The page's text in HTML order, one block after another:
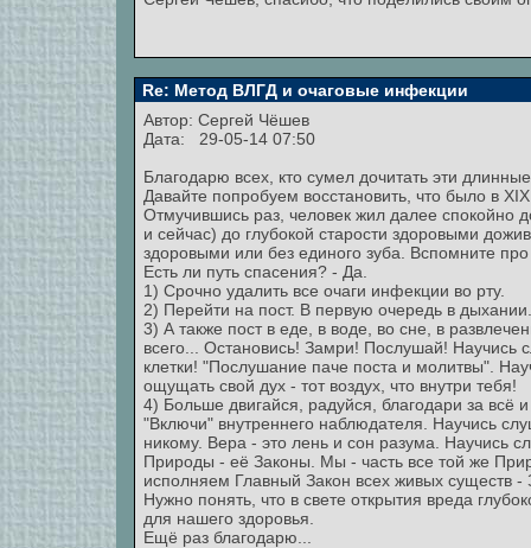
Re: Метод ВЛГД и очаговые инфекции
Автор: Сергей Чёшев
Дата: 29-05-14 07:50
Благодарю всех, кто сумел дочитать эти
Давайте попробуем восстановить, что было в
Отмучившись раз, человек жил далее спокойно
и сейчас) до глубокой старости здоровыми
здоровыми или без единого зуба. Вспомните
Есть ли путь спасения? - Да.
1) Срочно удалить все очаги инфекции во рту.
2) Перейти на пост. В первую очередь в
3) А также пост в еде, в воде, во сне, в
всего... Остановись! Замри! Послушай! Научись
клетки! "Послушание паче поста и молитвы".
ощущать свой дух - тот воздух, что внутри тебя!
4) Больше двигайся, радуйся, благодари за всё
"Включи" внутреннего наблюдателя. Научись
никому. Вера - это лень и сон разума. Научись
Природы - её Законы. Мы - часть все той же
исполняем Главный Закон всех живых существ -
Нужно понять, что в свете открытия вреда
для нашего здоровья.
Ещё раз благодарю...